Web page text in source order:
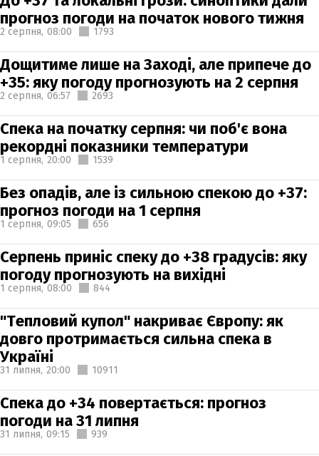
прогноз погоди на початок нового тижня
2 серпня, 08:00 1793
Дощитиме лише на Заході, але припече до
+35: яку погоду прогнозують на 2 серпня
2 серпня, 06:57 2693
Спека на початку серпня: чи поб'є вона
рекордні показники температури
1 серпня, 20:00 1539
Без опадів, але із сильною спекою до +37:
прогноз погоди на 1 серпня
1 серпня, 09:05 656
Серпень приніс спеку до +38 градусів: яку
погоду прогнозують на вихідні
1 серпня, 08:00 844
"Тепловий купол" накриває Європу: як
довго протримається сильна спека в
Україні
31 липня, 20:00 10911
Спека до +34 повертається: прогноз
погоди на 31 липня
31 липня, 09:15 939